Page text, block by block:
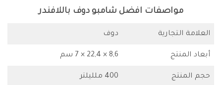
مواصفات افضل شامبو دوف باللافندر
العلامة التجارية دوف
أبعاد المنتج 8,6 × 22,4 × 7 سم
حجم المنتج 400 ملليلتر